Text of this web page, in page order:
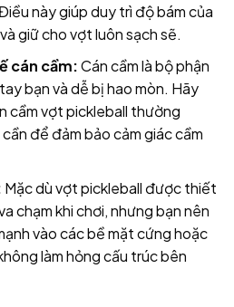
này giúp duy trì độ bám của
giữ cho vợt luôn sạch sẽ.
cán cầm:Cán cầm là bộ phận
bạn và dễ bị hao mòn. Hãy
cầm vợt pickleball thường
để đảm bảo cảm giác cầm
Mặc dù vợt pickleball được thiết
chạm khi chơi, nhưng bạn nên
vào các bề mặt cứng hoặc
làm hỏng cấu trúc bên